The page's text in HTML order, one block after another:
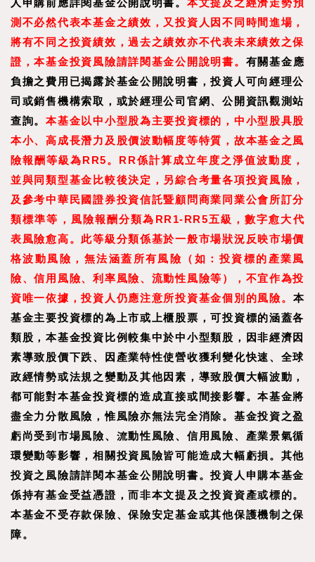
人申購前應詳閱基金公開說明書。 本文提及之經濟走勢預
測不必然代表本基金之績效，又投資人因不同時間進場，
將有不同之投資績效，過去之績效亦不代表未來績效之保
證，本基金投資風險請詳閱基金公開說明書。 有關基金應
負擔之費用已揭露於基金公開說明書，投資人可向經理公
司或銷售機構索取，或於經理公司官網、公開資訊觀測站
查詢。本基金以中小型股為主要投資標的，中小型股具股
本小、高成長潛力及股價波動幅度等特質，故本基金之風
險報酬等級為RR5。RR係計算成立年度之淨值波動度，
並與同類型基金比較後決定，另綜合考量各項投資風險，
及參考中華民國證券投資信託暨顧問商業同業公會所訂分
類標準等，風險報酬分類為RR1-RR5五級，數字愈大代
表風險愈高。此等級分類係基於一般市場狀況反映市場價
格波動風險，無法涵蓋所有風險（如：投資標的產業風
險、信用風險、利率風險、流動性風險等），不宜作為投
資唯一依據，投資人仍應注意所投資基金個別的風險。 本
基金主要投資標的為上市或上櫃股票，可投資標的涵蓋各
類股，本基金投資比例較集中於中小型類股，因非經濟因
素導致股價下跌、因產業特性使營收獲利變化快速、全球
政經情勢或法規之變動及其他因素，導致股價大幅波動，
都可能對本基金投資標的造成直接或間接影響。本基金將
盡全力分散風險，惟風險亦無法完全消除。基金投資之盈
虧尚受到市場風險、流動性風險、信用風險、產業景氣循
環變動等影響，相關投資風險皆可能造成大幅虧損。其他
投資之風險請詳閱本基金公開說明書。投資人申購本基金
係持有基金受益憑證，而非本文提及之投資資產或標的。
本基金不受存款保險、保險安定基金或其他保護機制之保
障。